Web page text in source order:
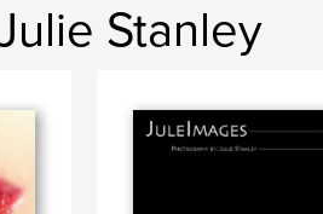
Stanley